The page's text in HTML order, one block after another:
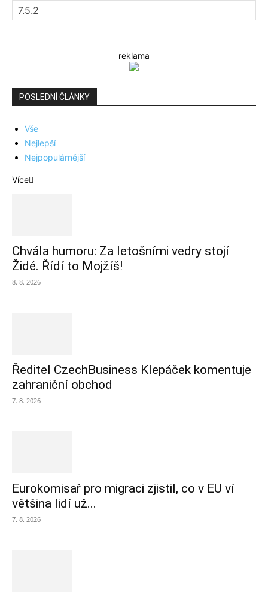
reklama
POSLEDNÍ ČLÁNKY
Vše
Nejlepší
Nejpopulárnější
Více
Chvála humoru: Za letošními vedry stojí
Židé. Řídí to Mojžíš!
8. 8. 2026
Ředitel CzechBusiness Klepáček komentuje
zahraniční obchod
7. 8. 2026
Eurokomisař pro migraci zjistil, co v EU ví
většina lidí už...
7. 8. 2026